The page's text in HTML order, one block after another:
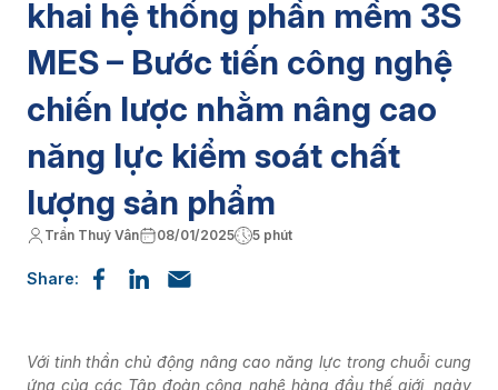
khai hệ thống phần mềm 3S
MES – Bước tiến công nghệ
chiến lược nhằm nâng cao
năng lực kiểm soát chất
lượng sản phẩm
Trần Thuý Vân 08/01/2025 5 phút
Share:
Với tinh thần chủ động nâng cao năng lực trong chuỗi cung
ứng của các Tập đoàn công nghệ hàng đầu thế giới, ngày